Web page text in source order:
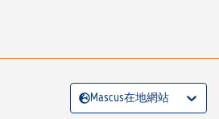
Mascus在地網站